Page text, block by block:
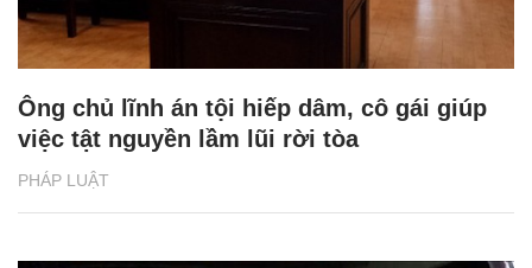
PHÁP LUẬT
Ông chủ lĩnh án tội hiếp dâm, cô gái giúp
việc tật nguyền lầm lũi rời tòa